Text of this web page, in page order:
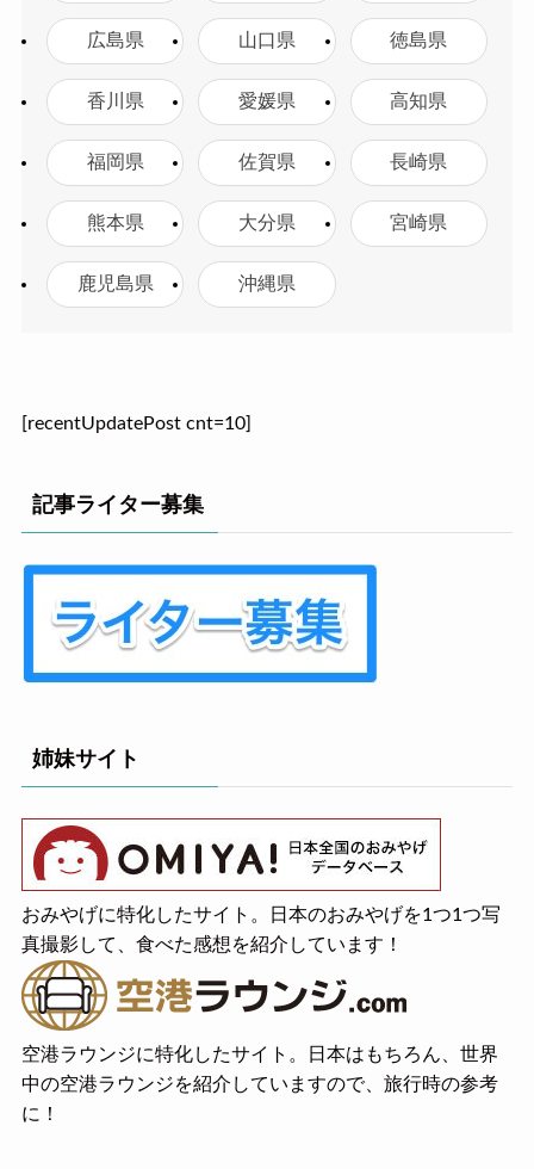
広島県 山口県 徳島県
香川県 愛媛県 高知県
福岡県 佐賀県 長崎県
熊本県 大分県 宮崎県
鹿児島県 沖縄県
[recentUpdatePost cnt=10]
記事ライター募集
姉妹サイト
おみやげに特化したサイト。日本のおみやげを1つ1つ写
真撮影して、食べた感想を紹介しています！
空港ラウンジに特化したサイト。日本はもちろん、世界
中の空港ラウンジを紹介していますので、旅行時の参考
に！